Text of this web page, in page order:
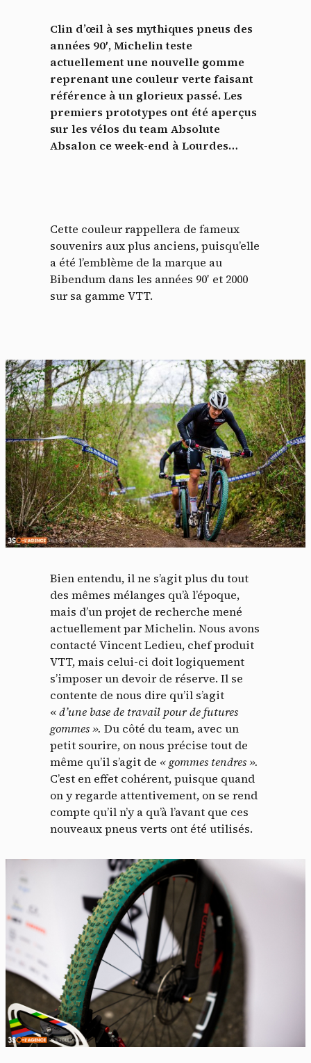
Clin d’œil à ses mythiques pneus des
années 90′, Michelin teste
actuellement une nouvelle gomme
reprenant une couleur verte faisant
référence à un glorieux passé. Les
premiers prototypes ont été aperçus
sur les vélos du team Absolute
Absalon ce week-end à Lourdes…
Cette couleur rappellera de fameux
souvenirs aux plus anciens, puisqu’elle
a été l’emblème de la marque au
Bibendum dans les années 90′ et 2000
sur sa gamme VTT.
Bien entendu, il ne s’agit plus du tout
des mêmes mélanges qu’à l’époque,
mais d’un projet de recherche mené
actuellement par Michelin. Nous avons
contacté Vincent Ledieu, chef produit
VTT, mais celui-ci doit logiquement
s’imposer un devoir de réserve. Il se
contente de nous dire qu’il s’agit
«d’une base de travail pour de futures
gommes ». Du côté du team, avec un
petit sourire, on nous précise tout de
même qu’il s’agit de « gommes tendres ».
C’est en effet cohérent, puisque quand
on y regarde attentivement, on se rend
compte qu’il n’y a qu’à l’avant que ces
nouveaux pneus verts ont été utilisés.